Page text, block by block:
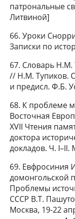
патрональные
Литвиной]
66. Уроки
Записки по
67. Словарь
// Н.М. Тупиков.
и предисл. Ф.Б.
68. К проблеме
Восточная
XVII Чтения
доктора
докладов. Ч. I–II.
69. Евфросиния
домонгольской
Проблемы
СССР В.Т.
Москва, 19-22